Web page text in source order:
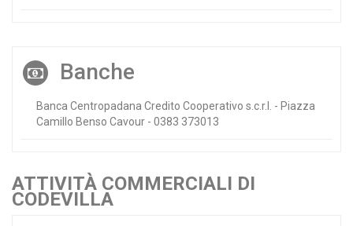
Banche
Banca Centropadana Credito Cooperativo s.c.r.l. - Piazza
Camillo Benso Cavour - 0383 373013
ATTIVITÀ COMMERCIALI DI
CODEVILLA